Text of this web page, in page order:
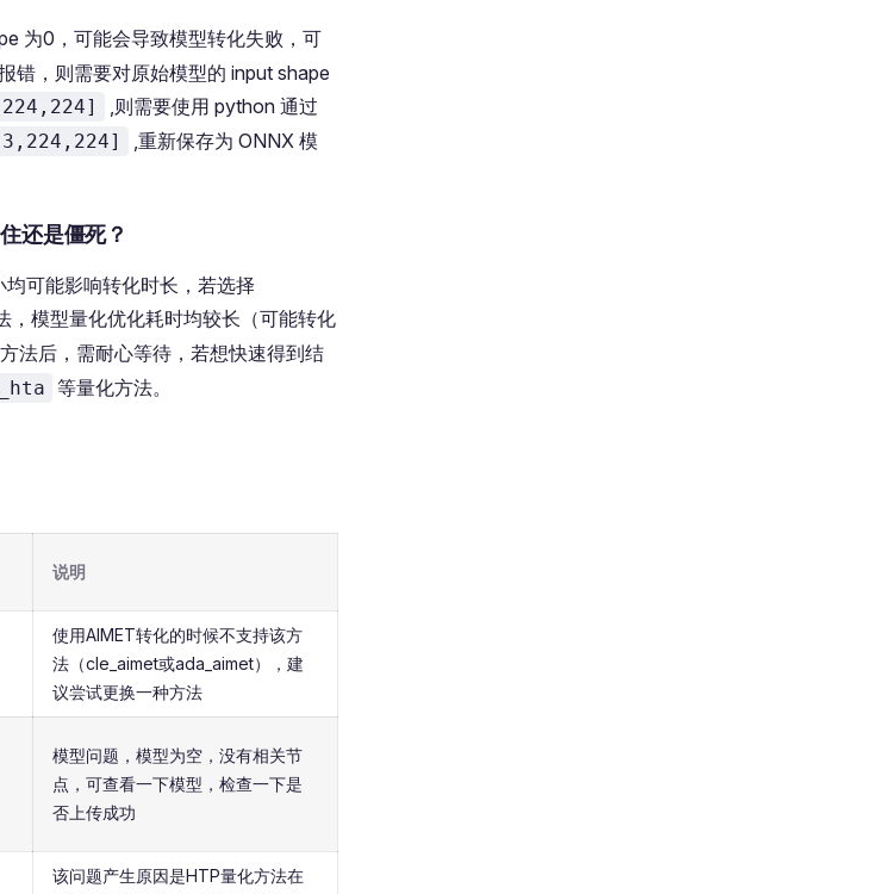
为0，可能会导致模型转化失败，可
错，则需要对原始模型的 input shape
,则需要使用 python 通过
,重新保存为 ONNX 模
还是僵死？
可能影响转化时长，若选择
，模型量化优化耗时均较长（可能转化
方法后，需耐心等待，若想快速得到结
等量化方法。
说明
使用AIMET转化的时候不支持该方
法（cle_aimet或ada_aimet），建
议尝试更换一种方法
模型问题，模型为空，没有相关节
点，可查看一下模型，检查一下是
否上传成功
该问题产生原因是HTP量化方法在